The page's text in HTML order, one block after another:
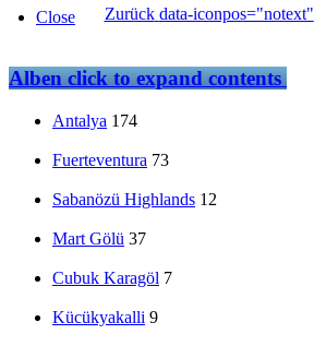
Zurück data-iconpos="notext"
Close
Albenclick to expand contents
Antalya 174
Fuerteventura 73
Sabanözü Highlands 12
Mart Gölü 37
Cubuk Karagöl 7
Kücükyakalli 9